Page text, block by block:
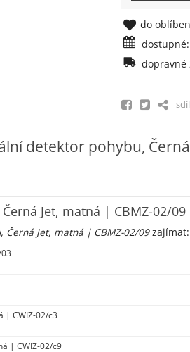
do
dopravné
detektor pohybu,
Jet, matná | CBMZ-02/09
Jet, matná | CBMZ-02/09zajímat:
| CWIZ-02/c3
| CWIZ-02/c9